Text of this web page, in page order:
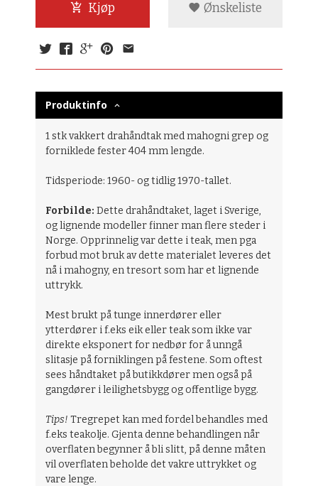
Kjøp Ønskeliste
Produktinfo
1 stk vakkert drahåndtak med mahogni grep og
forniklede fester 404 mm lengde.
Tidsperiode: 1960- og tidlig 1970-tallet.
Forbilde: Dette drahåndtaket, laget i Sverige,
og lignende modeller finner man flere steder i
Norge. Opprinnelig var dette i teak, men pga
forbud mot bruk av dette materialet leveres det
nå i mahogny, en tresort som har et lignende
uttrykk.
Mest brukt på tunge innerdører eller
ytterdører i f.eks eik eller teak som ikke var
direkte eksponert for nedbør for å unngå
slitasje på forniklingen på festene. Som oftest
sees håndtaket på butikkdører men også på
gangdører i leilighetsbygg og offentlige bygg.
Tips! Tregrepet kan med fordel behandles med
f.eks teakolje. Gjenta denne behandlingen når
overflaten begynner å bli slitt, på denne måten
vil overflaten beholde det vakre uttrykket og
vare lenge.